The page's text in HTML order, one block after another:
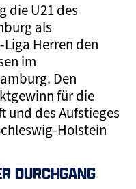
die U21 des
als
Herren den
im
Den
für die
und des Aufstieges
Holstein
DURCHGANG